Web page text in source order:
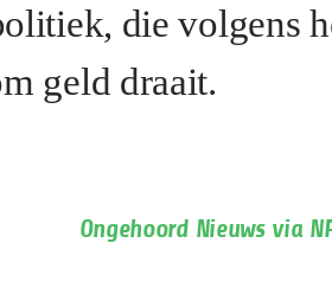
die volgens
geld draait.
Ongehoord Nieuws via